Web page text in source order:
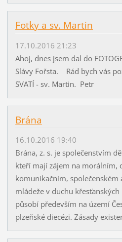
Fotky a sv. Martin
17.10.2016 21:23
Ahoj, dnes jsem dal do
Slávy Fořsta. Rád bych vás
SVATÍ - sv. Martin. Petr
Brána
16.10.2016 19:40
Brána, z. s. je společenstvím
kteří mají zájem na morálním,
komunikačním, společenském
mládeže v duchu
působí především na území
plzeňské diecézi. Zásady